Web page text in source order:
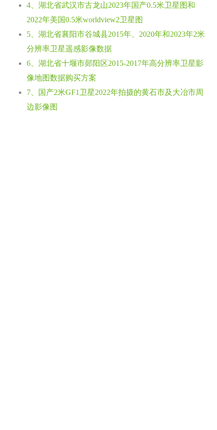
4、湖北省武汉市古龙山2023年国产0.5米卫星图和
2022年美国0.5米worldview2卫星图
5、湖北省襄阳市谷城县2015年、2020年和2023年2米
分辨率卫星遥感影像数据
6、湖北省十堰市郧阳区2015-2017年高分辨率卫星影
像地图数据购买方案
7、国产2米GF1卫星2022年拍摄的黄石市及大冶市周
边影像图